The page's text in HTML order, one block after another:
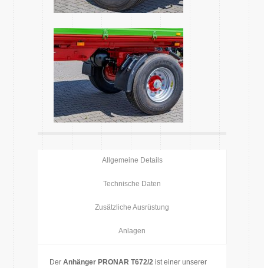
Allgemeine Details
Technische Daten
Zusätzliche Ausrüstung
Anlagen
Der Anhänger PRONAR T672/2 ist einer unserer